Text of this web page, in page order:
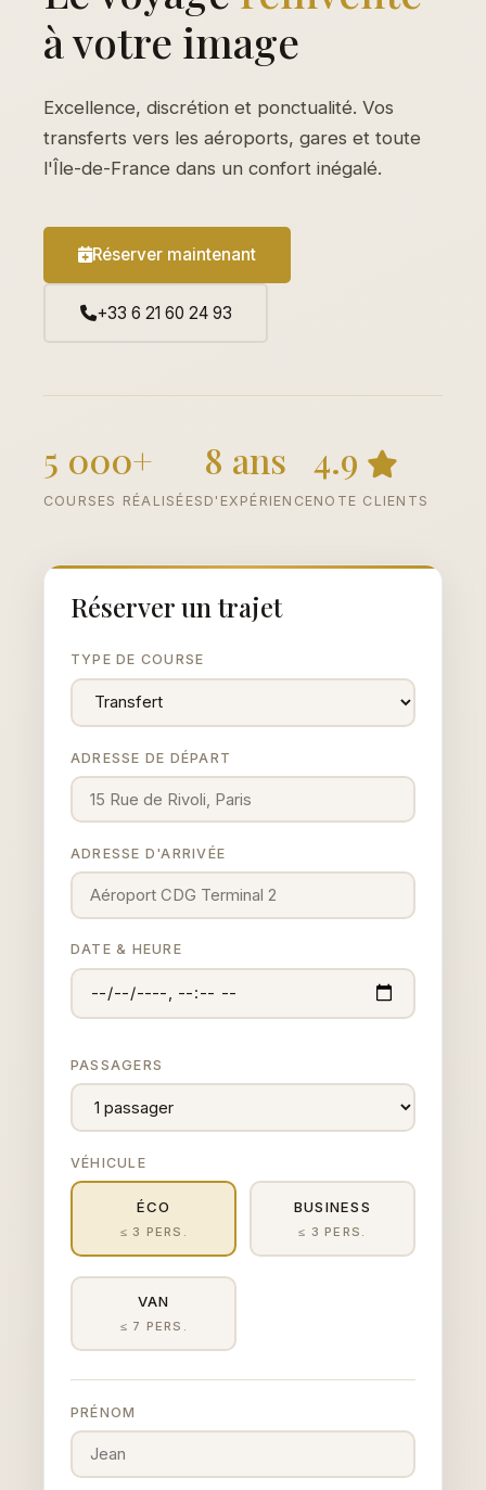
à votre image
Excellence, discrétion et ponctualité. Vos
transferts vers les aéroports, gares et toute
l'Île-de-France dans un confort inégalé.
Réserver maintenant
+33 6 21 60 24 93
5 000+
COURSES RÉALISÉES
8 ans
D'EXPÉRIENCE
4.9
NOTE CLIENTS
Réserver un trajet
TYPE DE COURSE
ADRESSE DE DÉPART
ADRESSE D'ARRIVÉE
DATE & HEURE
PASSAGERS
VÉHICULE
ÉCO
≤ 3 PERS.
BUSINESS
≤ 3 PERS.
VAN
≤ 7 PERS.
PRÉNOM